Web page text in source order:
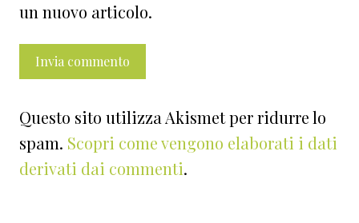
un nuovo articolo.
Questo sito utilizza Akismet per ridurre lo
spam. Scopri come vengono elaborati i dati
derivati dai commenti.